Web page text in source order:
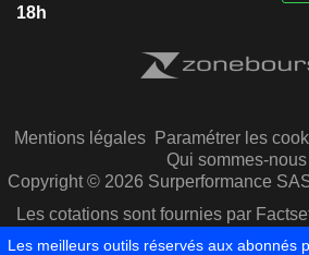
18h
Mentions légales Paramétrer les
Qui sommes-
Copyright © 2026 Surperformance
Les cotations sont fournies par
Capital IQ
Les meilleurs outils réservés aux abonnés